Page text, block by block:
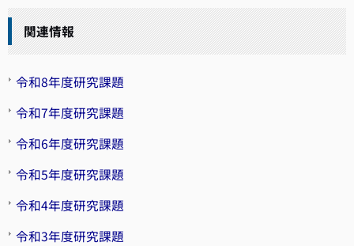
関連情報
令和8年度研究課題
令和7年度研究課題
令和6年度研究課題
令和5年度研究課題
令和4年度研究課題
令和3年度研究課題